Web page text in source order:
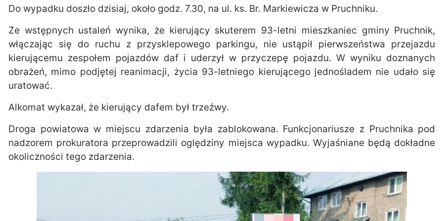
Do wypadku doszło dzisiaj, około godz. 7.30, na ul. ks. Br. Markiewicza w Pruchniku.
Ze wstępnych ustaleń wynika, że kierujący skuterem 93-letni mieszkaniec gminy Pruchnik,
włączając się do ruchu z przysklepowego parkingu, nie ustąpił pierwszeństwa przejazdu
kierującemu zespołem pojazdów daf i uderzył w przyczepę pojazdu. W wyniku doznanych
obrażeń, mimo podjętej reanimacji, życia 93-letniego kierującego jednośladem nie udało się
uratować.
Alkomat wykazał, że kierujący dafem był trzeźwy.
Droga powiatowa w miejscu zdarzenia była zablokowana. Funkcjonariusze z Pruchnika pod
nadzorem prokuratora przeprowadzili oględziny miejsca wypadku. Wyjaśniane będą dokładne
okoliczności tego zdarzenia.